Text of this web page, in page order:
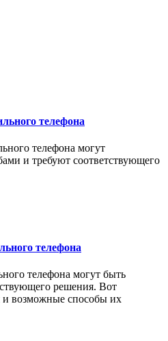
телефона
телефона могут
и требуют соответствующего
телефона
телефона могут быть
решения. Вот
и возможные способы их